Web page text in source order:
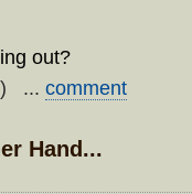
out?
... comment
Hand...